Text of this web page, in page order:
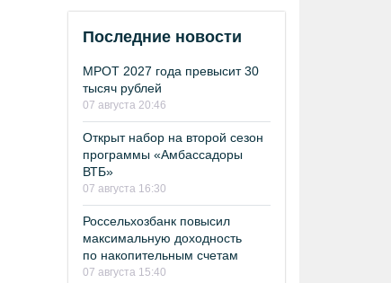
Последние новости
МРОТ 2027 года превысит 30
тысяч рублей
07 августа 20:46
Открыт набор на второй сезон
программы «Амбассадоры
ВТБ»
07 августа 16:30
Россельхозбанк повысил
максимальную доходность
по накопительным счетам
07 августа 15:40